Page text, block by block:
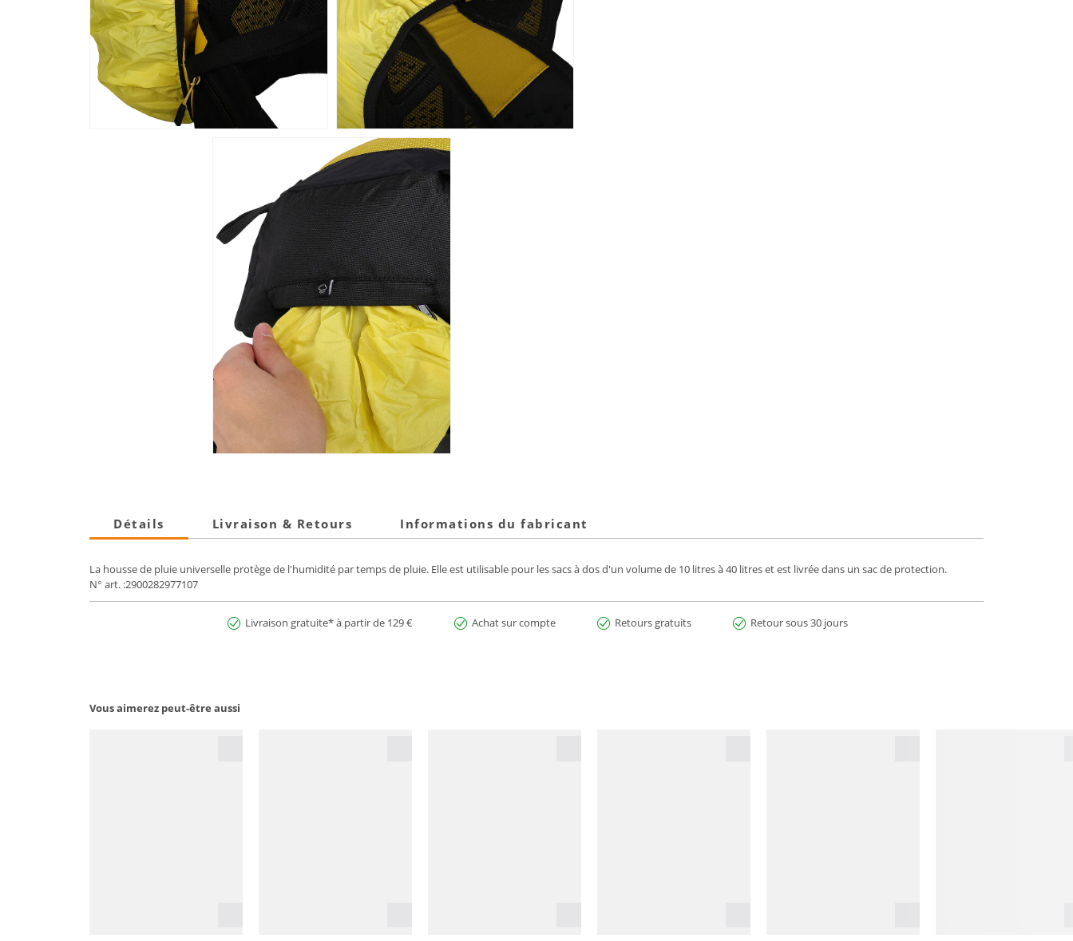
Détails Livraison & Retours Informations du fabricant
La housse de pluie universelle protège de l'humidité par temps de pluie. Elle est utilisable pour les sacs à dos d'un volume de 10 litres à 40 litres et est livrée dans un sac de protection.
N° art. :2900282977107
Livraison gratuite* à partir de 129 € Achat sur compte Retours gratuits Retour sous 30 jours
Vous aimerez peut-être aussi